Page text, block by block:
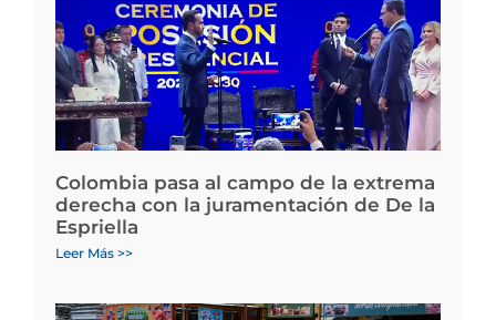
Colombia pasa al campo de la extrema
derecha con la juramentación de De la
Espriella
Leer Más >>